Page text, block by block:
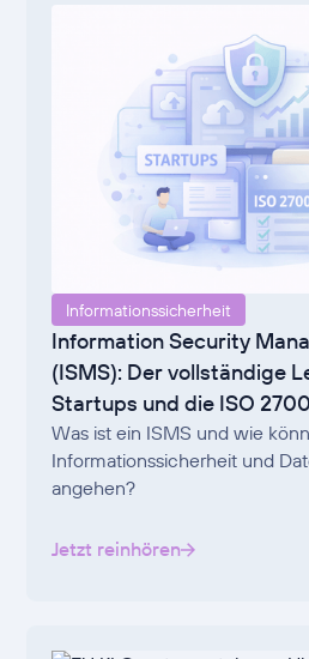
Informationssicherheit
Information Security
(ISMS): Der vollständige
Startups und die ISO
Was ist ein ISMS und wie
Informationssicherheit und
angehen?
Jetzt reinhören